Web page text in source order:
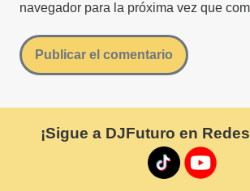
navegador para la próxima vez que
¡Sigue a DJFuturo en